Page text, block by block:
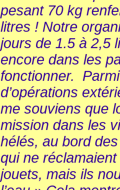
pesant 70 kg
litres ! Notre
jours de 1.5 à 2,5
encore dans les
fonctionner.
d’opérations
me souviens que
mission dans les
hélés, au bord
qui ne
jouets, mais ils